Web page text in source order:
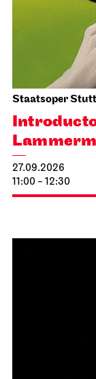
Staatsoper
27.09.2026
11:00 - 12:30